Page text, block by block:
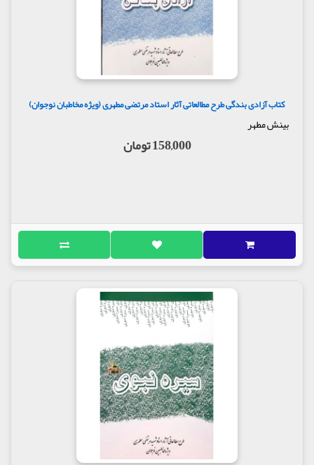
کتاب آزادی بندگی طرح مطالعاتی آثار استاد مرتضی مطهری (ویژه مخاطبان نوجوان)
بینش مطهر
158,000 تومان